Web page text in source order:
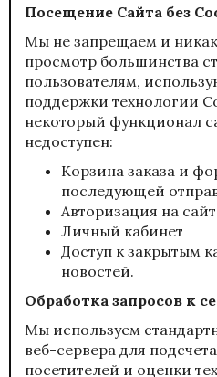
Посещение Сайта без
Мы не запрещаем и
просмотр большинства
пользователям,
поддержки технологии
некоторый функционал
недоступен:
Корзина заказа и
последующей
Авторизация на
Личный кабинет
Доступ к закрытым
новостей.
Обработка запросов к
Мы используем
веб-сервера для
посетителей и оценки